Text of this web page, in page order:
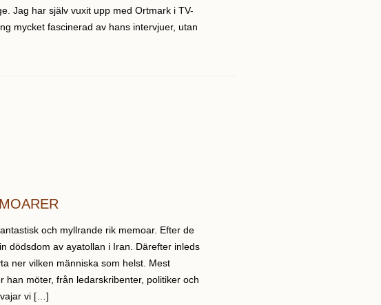
Jag har själv vuxit upp med Ortmark i TV-
mycket fascinerad av hans intervjuer, utan
och myllrande rik memoar. Efter de
dödsdom av ayatollan i Iran. Därefter inleds
ner vilken människa som helst. Mest
han möter, från ledarskribenter, politiker och
vi […]